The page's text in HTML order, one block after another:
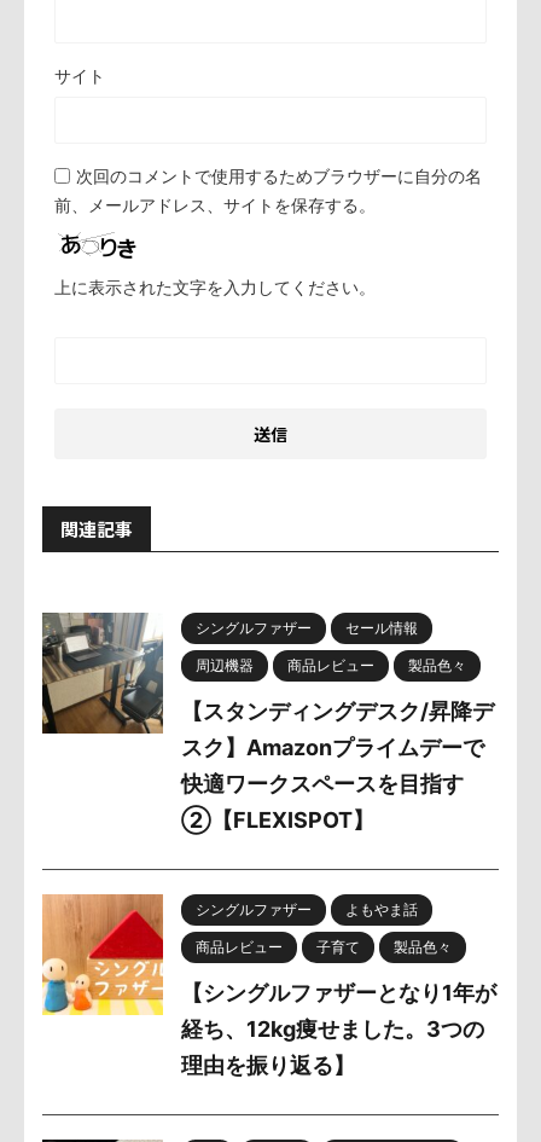
サイト
次回のコメントで使用するためブラウザーに自分の名
前、メールアドレス、サイトを保存する。
上に表示された文字を入力してください。
関連記事
シングルファザー セール情報
周辺機器 商品レビュー 製品色々
【スタンディングデスク/昇降デ
スク】Amazonプライムデーで
快適ワークスペースを目指す
②【FLEXISPOT】
シングルファザー よもやま話
商品レビュー 子育て 製品色々
【シングルファザーとなり1年が
経ち、12kg痩せました。3つの
理由を振り返る】